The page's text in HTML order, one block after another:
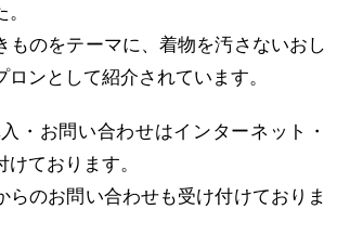
ものをテーマに、着物を汚さないおし
ロンとして紹介されています。
・お問い合わせはインターネット・
ております。
らのお問い合わせも受け付けておりま